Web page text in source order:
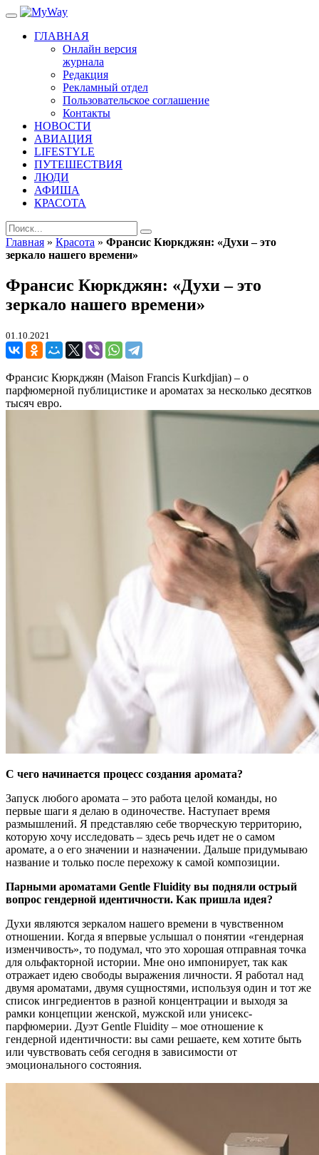
ГЛАВНАЯ
Онлайн версия
журнала
Редакция
Рекламный отдел
Пользовательское соглашение
Контакты
НОВОСТИ
АВИАЦИЯ
LIFESTYLE
ПУТЕШЕСТВИЯ
ЛЮДИ
АФИША
КРАСОТА
Главная » Красота » Франсис Кюркджян: «Духи – это
зеркало нашего времени»
Франсис Кюркджян: «Духи – это
зеркало нашего времени»
01.10.2021
Франсис Кюркджян (Maison Francis Kurkdjian) – о
парфюмерной публицистике и ароматах за несколько десятков
тысяч евро.
С чего начинается процесс создания аромата?
Запуск любого аромата – это работа целой команды, но
первые шаги я делаю в одиночестве. Наступает время
размышлений. Я представляю себе творческую территорию,
которую хочу исследовать – здесь речь идет не о самом
аромате, а о его значении и назначении. Дальше придумываю
название и только после перехожу к самой композиции.
Парными ароматами Gentle Fluidity вы подняли острый
вопрос гендерной идентичности. Как пришла идея?
Духи являются зеркалом нашего времени в чувственном
отношении. Когда я впервые услышал о понятии «гендерная
изменчивость», то подумал, что это хорошая отправная точка
для ольфакторной истории. Мне оно импонирует, так как
отражает идею свободы выражения личности. Я работал над
двумя ароматами, двумя сущностями, используя один и тот же
список ингредиентов в разной концентрации и выходя за
рамки концепции женской, мужской или унисекс-
парфюмерии. Дуэт Gentle Fluidity – мое отношение к
гендерной идентичности: вы сами решаете, кем хотите быть
или чувствовать себя сегодня в зависимости от
эмоционального состояния.